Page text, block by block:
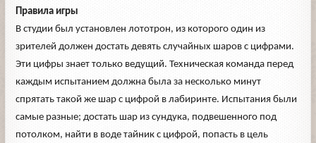
Правила игры
В студии был установлен лототрон, из которого один из
зрителей должен достать девять случайных шаров с цифрами.
Эти цифры знает только ведущий. Техническая команда перед
каждым испытанием должна была за несколько минут
спрятать такой же шар с цифрой в лабиринте. Испытания были
самые разные; достать шар из сундука, подвешенного под
потолком, найти в воде тайник с цифрой, попасть в цель